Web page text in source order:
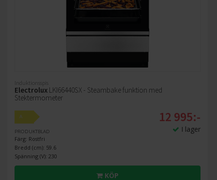
Induktionsspis
Electrolux LKI66440SX - Steambake funktion med
Stektermometer
A
PRODUKTBLAD
Färg: Rostfri
Bredd (cm): 59.6
Spänning (V): 230
12 995:-
I lager
KÖP